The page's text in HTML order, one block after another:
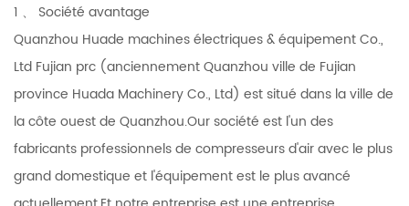
1 、 Société avantage
Quanzhou Huade machines électriques & équipement Co.,
Ltd Fujian prc (anciennement Quanzhou ville de Fujian
province Huada Machinery Co., Ltd) est situé dans la ville de
la côte ouest de Quanzhou.Our société est l'un des
fabricants professionnels de compresseurs d'air avec le plus
grand domestique et l'équipement est le plus avancé